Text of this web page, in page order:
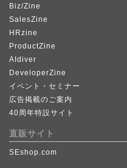
Biz/Zine
SalesZine
HRzine
ProductZine
AIdiver
DeveloperZine
イベント・セミナー
広告掲載のご案内
40周年特設サイト
直販サイト
SEshop.com